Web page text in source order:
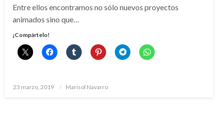
Entre ellos encontramos no sólo nuevos proyectos
animados sino que…
¡Compártelo!
Publicado
23 marzo, 2019 Marisol Navarro